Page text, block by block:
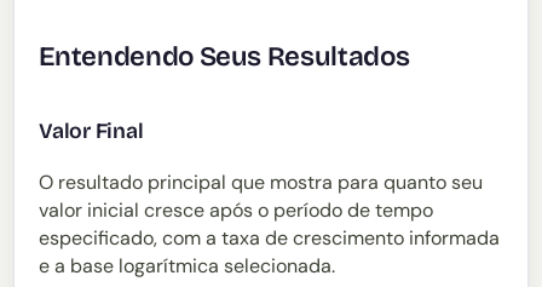
Entendendo Seus Resultados
Valor Final
O resultado principal que mostra para quanto seu
valor inicial cresce após o período de tempo
especificado, com a taxa de crescimento informada
e a base logarítmica selecionada.